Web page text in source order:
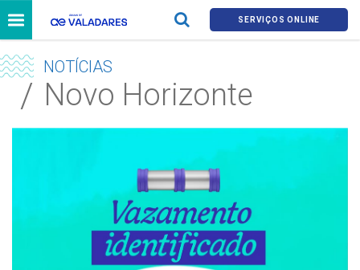
SERVIÇOS ONLINE
NOTÍCIAS
Novo Horizonte